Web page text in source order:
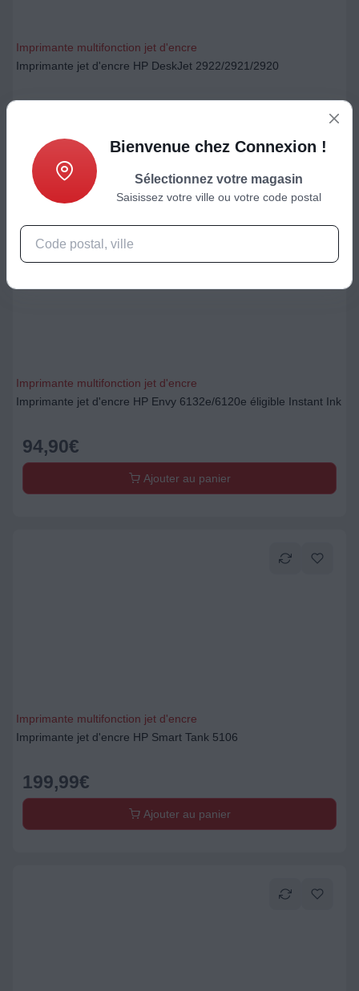
Imprimante multifonction jet d'encre
Imprimante jet d'encre HP DeskJet 2922/2921/2920
Ajouter au panier
Imprimante multifonction jet d'encre
Imprimante jet d'encre HP Envy 6132e/6120e éligible Instant Ink
94,90€
Ajouter au panier
Imprimante multifonction jet d'encre
Imprimante jet d'encre HP Smart Tank 5106
199,99€
Ajouter au panier
Bienvenue chez Connexion !
Sélectionnez votre magasin
Saisissez votre ville ou votre code postal